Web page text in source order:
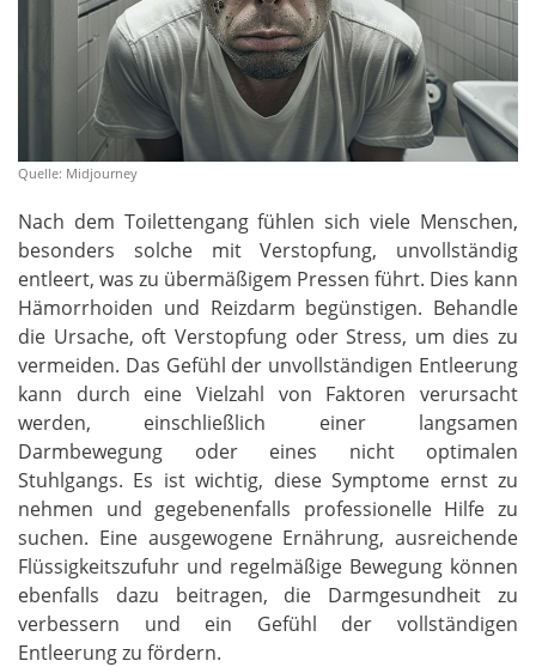
Quelle: Midjourney
Nach dem Toilettengang fühlen sich viele Menschen,
besonders solche mit Verstopfung, unvollständig
entleert, was zu übermäßigem Pressen führt. Dies kann
Hämorrhoiden und Reizdarm begünstigen. Behandle
die Ursache, oft Verstopfung oder Stress, um dies zu
vermeiden. Das Gefühl der unvollständigen Entleerung
kann durch eine Vielzahl von Faktoren verursacht
werden, einschließlich einer langsamen
Darmbewegung oder eines nicht optimalen
Stuhlgangs. Es ist wichtig, diese Symptome ernst zu
nehmen und gegebenenfalls professionelle Hilfe zu
suchen. Eine ausgewogene Ernährung, ausreichende
Flüssigkeitszufuhr und regelmäßige Bewegung können
ebenfalls dazu beitragen, die Darmgesundheit zu
verbessern und ein Gefühl der vollständigen
Entleerung zu fördern.